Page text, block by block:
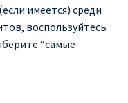
имеется) среди
воспользуйтесь
“самые